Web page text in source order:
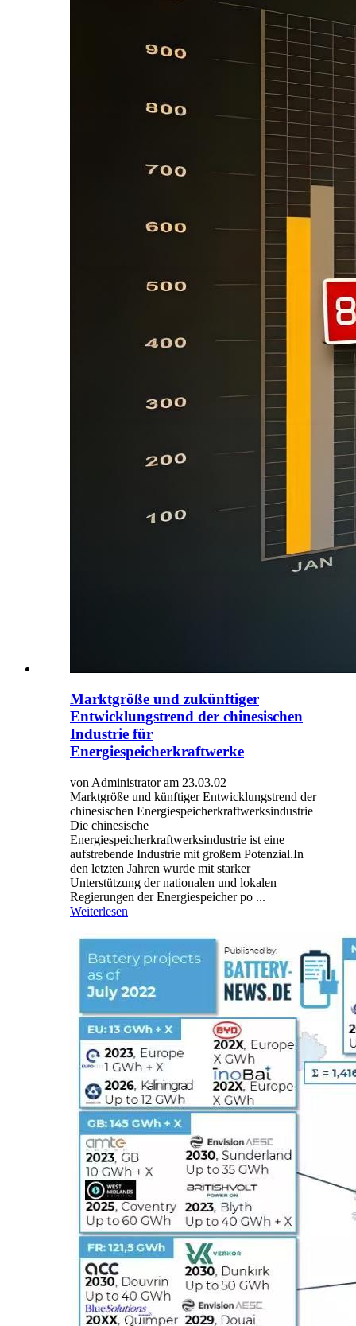
Marktgröße und zukünftiger
Entwicklungstrend der chinesischen
Industrie für
Energiespeicherkraftwerke
von Administrator am 23.03.02
Marktgröße und künftiger Entwicklungstrend der
chinesischen Energiespeicherkraftwerksindustrie
Die chinesische
Energiespeicherkraftwerksindustrie ist eine
aufstrebende Industrie mit großem Potenzial.In
den letzten Jahren wurde mit starker
Unterstützung der nationalen und lokalen
Regierungen der Energiespeicher po ...
Weiterlesen